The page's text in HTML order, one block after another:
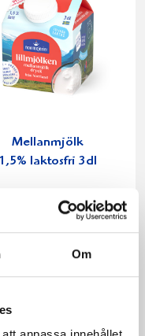
Om
Mellanmjölk
1,5% laktosfri 3dl